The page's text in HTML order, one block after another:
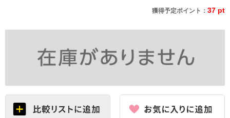
獲得予定ポイント： 37 pt